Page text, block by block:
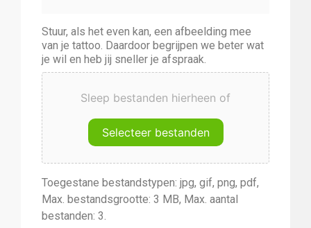
Stuur, als het even kan, een afbeelding mee
van je tattoo. Daardoor begrijpen we beter wat
je wil en heb jij sneller je afspraak.
Sleep bestanden hierheen of
Selecteer bestanden
Toegestane bestandstypen: jpg, gif, png, pdf,
Max. bestandsgrootte: 3 MB, Max. aantal
bestanden: 3.